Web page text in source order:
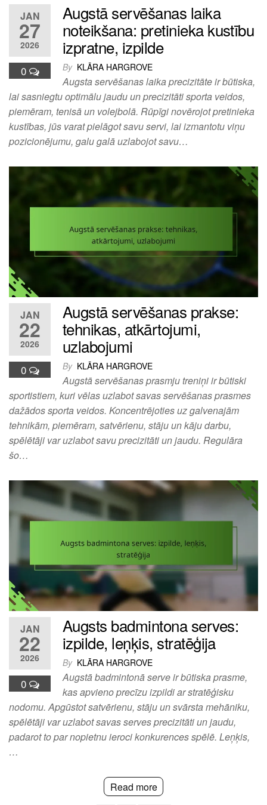
JAN
27
2026
0
Augstā servēšanas laika
noteikšana: pretinieka kustību
izpratne, izpilde
By KLĀRA HARGROVE
Augsta servēšanas laika precizitāte ir būtiska,
lai sasniegtu optimālu jaudu un precizitāti sporta veidos,
piemēram, tenisā un volejbolā. Rūpīgi novērojot pretinieka
kustības, jūs varat pielāgot savu servi, lai izmantotu viņu
pozicionējumu, galu galā uzlabojot savu…
JAN
22
2026
0
Augstā servēšanas prakse:
tehnikas, atkārtojumi,
uzlabojumi
By KLĀRA HARGROVE
Augstā servēšanas prasmju treniņi ir būtiski
sportistiem, kuri vēlas uzlabot savas servēšanas prasmes
dažādos sporta veidos. Koncentrējoties uz galvenajām
tehnikām, piemēram, satvērienu, stāju un kāju darbu,
spēlētāji var uzlabot savu precizitāti un jaudu. Regulāra
šo…
JAN
22
2026
0
Augsts badmintona serves:
izpilde, leņķis, stratēģija
By KLĀRA HARGROVE
Augstā badmintonā serve ir būtiska prasme,
kas apvieno precīzu izpildi ar stratēģisku
nodomu. Apgūstot satvērienu, stāju un svārsta mehāniku,
spēlētāji var uzlabot savas serves precizitāti un jaudu,
padarot to par nopietnu ieroci konkurences spēlē. Leņķis,
…
Read more